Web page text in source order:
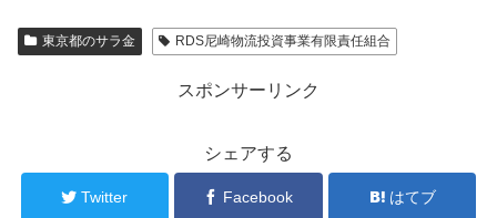
東京都のサラ金 RDS尼崎物流投資事業有限責任組合
スポンサーリンク
シェアする
Twitter Facebook はてブ